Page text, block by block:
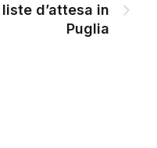
d’attesa in
Puglia